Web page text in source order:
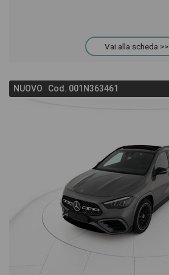
Vai alla scheda >>
NUOVO Cod. 001N363461